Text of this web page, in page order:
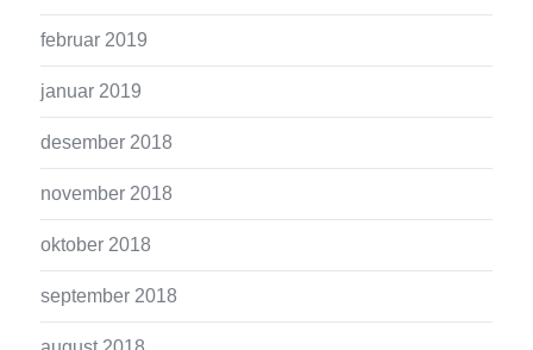
februar 2019
januar 2019
desember 2018
november 2018
oktober 2018
september 2018